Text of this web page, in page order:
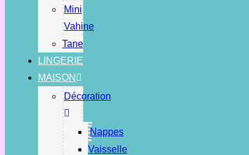
Mini
Vahine
Tane
LINGERIE
MAISON
Décoration
Nappes
Vaisselle